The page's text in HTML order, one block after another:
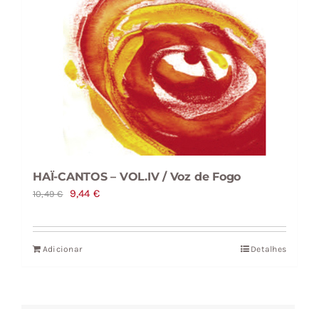
HAÏ-CANTOS – VOL.IV / Voz de Fogo
10,49€
O
original
era:
9,44 €O
atual
Adicionar Detalhes